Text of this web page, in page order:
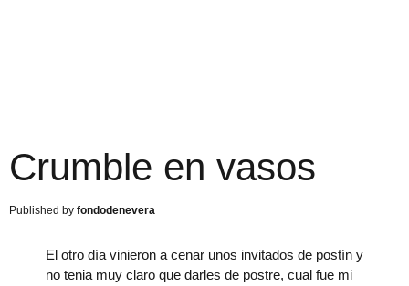
Crumble en vasos
fondodenevera
El otro día vinieron a cenar unos invitados de postín y
no tenia muy claro que darles de postre, cual fue mi